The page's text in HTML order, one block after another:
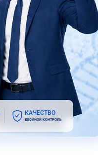
КАЧЕСТВО
ДВОЙНОЙ КОНТРОЛЬ